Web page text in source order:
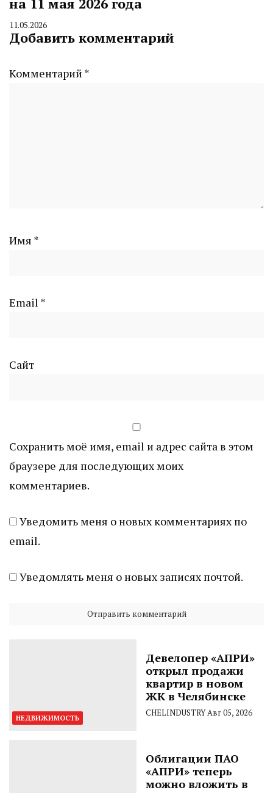
By
CHELINDUSTRY
11.05.2026
Добавить комментарий
Комментарий *
Имя *
Email *
Сайт
Сохранить моё имя, email и адрес сайта в этом
браузере для последующих моих
комментариев.
Уведомить меня о новых комментариях по
email.
Уведомлять меня о новых записях почтой.
НЕДВИЖИМОСТЬ
Девелопер «АПРИ»
открыл продажи
квартир в новом
ЖК в Челябинске
CHELINDUSTRYАвг 05, 2026
Облигации ПАО
«АПРИ» теперь
можно вложить в